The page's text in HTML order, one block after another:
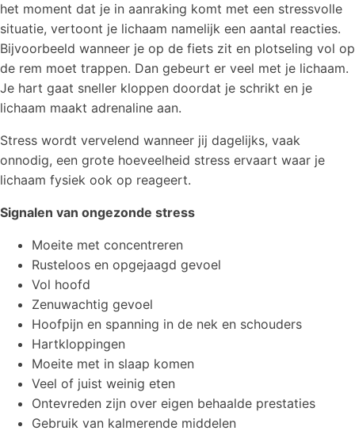
het moment dat je in aanraking komt met een stressvolle
situatie, vertoont je lichaam namelijk een aantal reacties.
Bijvoorbeeld wanneer je op de fiets zit en plotseling vol op
de rem moet trappen. Dan gebeurt er veel met je lichaam.
Je hart gaat sneller kloppen doordat je schrikt en je
lichaam maakt adrenaline aan.
Stress wordt vervelend wanneer jij dagelijks, vaak
onnodig, een grote hoeveelheid stress ervaart waar je
lichaam fysiek ook op reageert.
Signalen van ongezonde stress
Moeite met concentreren
Rusteloos en opgejaagd gevoel
Vol hoofd
Zenuwachtig gevoel
Hoofpijn en spanning in de nek en schouders
Hartkloppingen
Moeite met in slaap komen
Veel of juist weinig eten
Ontevreden zijn over eigen behaalde prestaties
Gebruik van kalmerende middelen